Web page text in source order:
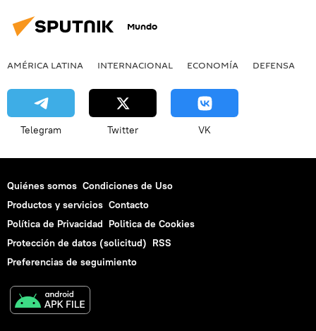
Mundo
AMÉRICA LATINA INTERNACIONAL ECONOMÍA DEFENSA
Telegram Twitter VK
Quiénes somos Condiciones de Uso
Productos y servicios Contacto
Política de Privacidad Politica de Cookies
Protección de datos (solicitud) RSS
Preferencias de seguimiento